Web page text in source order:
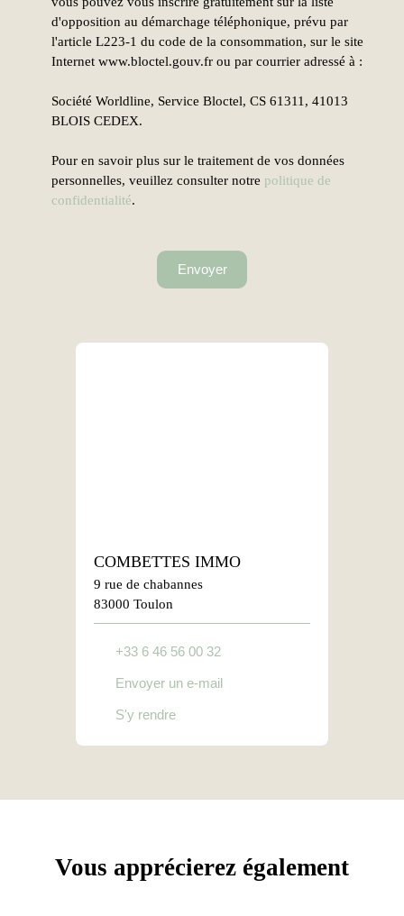
d'opposition au démarchage téléphonique, prévu par
l'article L223-1 du code de la consommation, sur le site
Internet www.bloctel.gouv.fr ou par courrier adressé à :
Société Worldline, Service Bloctel, CS 61311, 41013
BLOIS CEDEX.
Pour en savoir plus sur le traitement de vos données
personnelles, veuillez consulter notre politique de
confidentialité.
Envoyer
COMBETTES IMMO
9 rue de chabannes
83000 Toulon
+33 6 46 56 00 32
Envoyer un e-mail
S'y rendre
Vous apprécierez également